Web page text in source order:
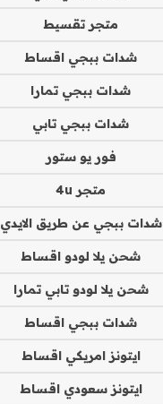
متجر تقسيط
شدات ببجي اقساط
شدات ببجي تمارا
شدات ببجي تابي
فور يو ستور
متجر 4u
شدات ببجي عن طريق الايدي
شحن يلا لودو اقساط
شحن يلا لودو تابي تمارا
شدات ببجي اقساط
ايتونز امريكي اقساط
ايتونز سعودي اقساط